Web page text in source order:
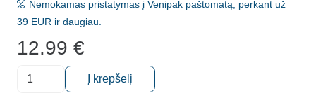
Nemokamas pristatymas į Venipak paštomatą, perkant už
39 EUR ir daugiau.
12.99 €
produkto
Į krepšelį